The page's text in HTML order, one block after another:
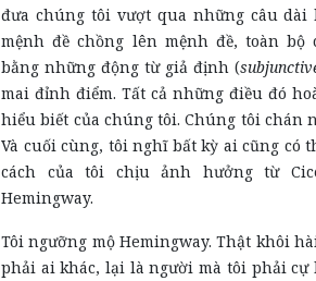
đưa chúng tôi vượt qua những câu dài
mệnh đề chồng lên mệnh đề, toàn
bằng những động từ giả định (
mai đỉnh điểm. Tất cả những điều đó
hiểu biết của chúng tôi. Chúng tôi chán
Và cuối cùng, tôi nghĩ bất kỳ ai cũng có
cách của tôi chịu ảnh hưởng từ
Hemingway.
Tôi ngưỡng mộ Hemingway. Thật khôi
phải ai khác, lại là người mà tôi phải cự